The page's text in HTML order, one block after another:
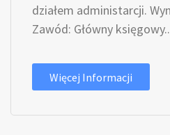
działem administarcji.
Zawód: Główny
Więcej Informacji